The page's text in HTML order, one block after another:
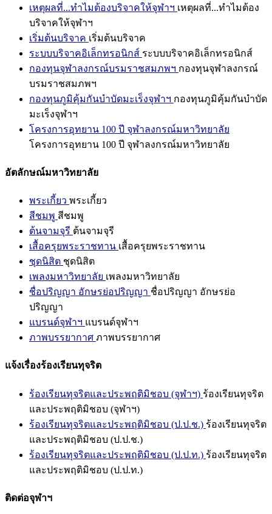
เหตุผลที่...ทำไมต้องบริจาคให้จุฬาฯ เหตุผลที่...ทำไมต้อง
บริจาคให้จุฬาฯ
เริ่มต้นบริจาค เริ่มต้นบริจาค
ระบบบริจาคอิเล็กทรอนิกส์ ระบบบริจาคอิเล็กทรอนิกส์
กองทุนจุฬาลงกรณ์บรมราชสมภพฯ กองทุนจุฬาลงกรณ์
บรมราชสมภพฯ
กองทุนภูมิคุ้มกันบำบัดมะเร็งจุฬาฯ กองทุนภูมิคุ้มกันบำบัด
มะเร็งจุฬาฯ
โครงการอุทยาน 100 ปี จุฬาลงกรณ์มหาวิทยาลัย
โครงการอุทยาน 100 ปี จุฬาลงกรณ์มหาวิทยาลัย
อัตลักษณ์มหาวิทยาลัย
พระเกี้ยว พระเกี้ยว
สีชมพู สีชมพู
ต้นจามจุรี ต้นจามจุรี
เสื้อครุยพระราชทาน เสื้อครุยพระราชทาน
ชุดนิสิต ชุดนิสิต
เพลงมหาวิทยาลัย เพลงมหาวิทยาลัย
ชื่อปริญญา อักษรย่อปริญญา ชื่อปริญญา อักษรย่อ
ปริญญา
แบรนด์จุฬาฯ แบรนด์จุฬาฯ
ภาพบรรยากาศ ภาพบรรยากาศ
แจ้งเรื่องร้องเรียนทุจริต
ร้องเรียนทุจริตและประพฤติมิชอบ (จุฬาฯ) ร้องเรียนทุจริต
และประพฤติมิชอบ (จุฬาฯ)
ร้องเรียนทุจริตและประพฤติมิชอบ (ป.ป.ช.) ร้องเรียนทุจริต
และประพฤติมิชอบ (ป.ป.ช.)
ร้องเรียนทุจริตและประพฤติมิชอบ (ป.ป.ท.) ร้องเรียนทุจริต
และประพฤติมิชอบ (ป.ป.ท.)
ติดต่อจุฬาฯ